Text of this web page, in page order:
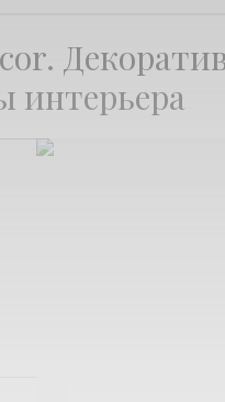
интерьера